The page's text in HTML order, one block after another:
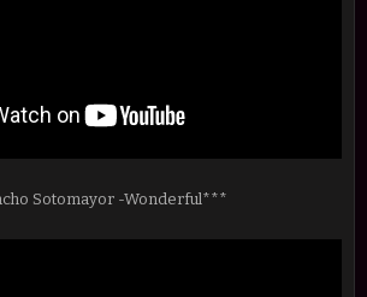
Sotomayor -Wonderful***